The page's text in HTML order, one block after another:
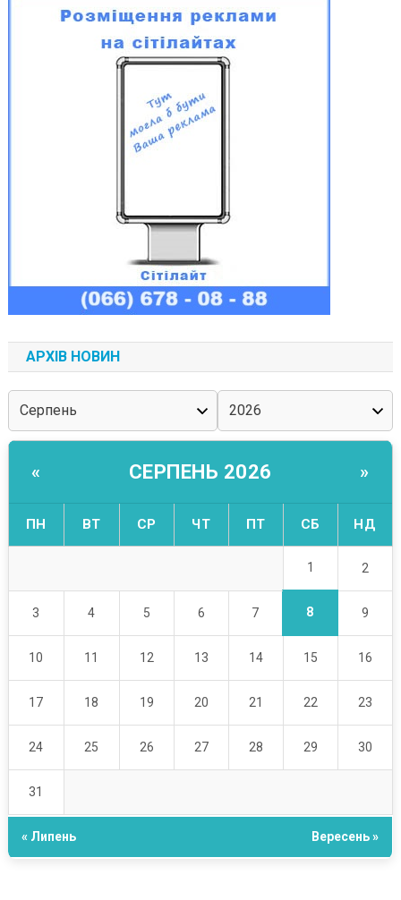
АРХІВ НОВИН
« СЕРПЕНЬ 2026 »
ПН ВТ СР ЧТ ПТ СБ НД
1 2
3 4 5 6 7 8 9
10 11 12 13 14 15 16
17 18 19 20 21 22 23
24 25 26 27 28 29 30
31
« Липень Вересень »